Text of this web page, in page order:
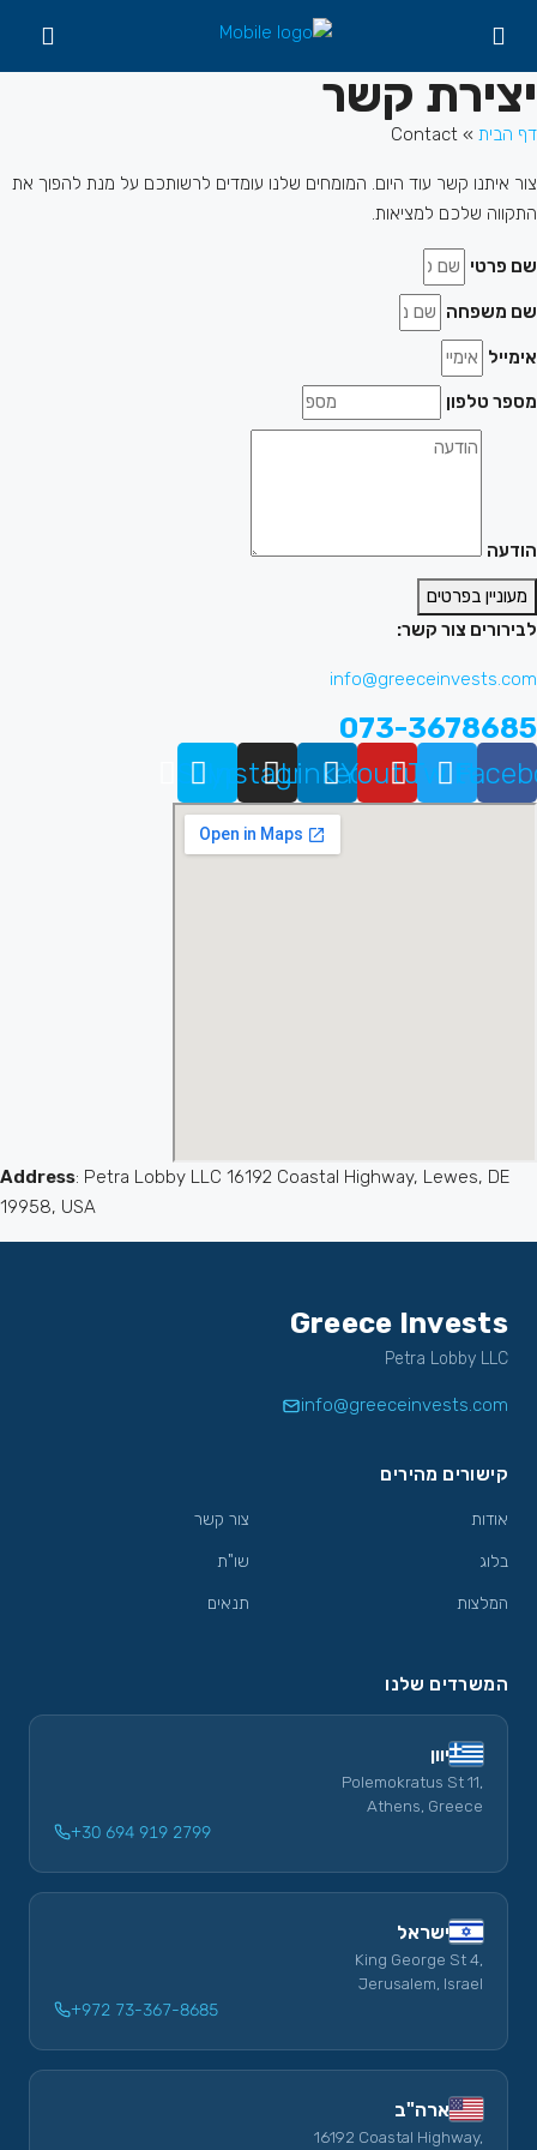
יצירת קשר
דף הבית »
Contact
צור איתנו קשר עוד היום. המומחים שלנו עומדים לרשותכם על מנת להפוך את
התקווה שלכם למציאות.
שם פרטי
שם משפחה
אימייל
מספר טלפון
הודעה
מעוניין בפרטים
לבירורים צור קשר:
info@greeceinvests.com
073-3678685
Twitter
Youtube
Linkedin
Instagram
Skype
Address: Petra Lobby LLC 16192 Coastal Highway, Lewes, DE
19958, USA
Greece Invests
Petra Lobby LLC
info@greeceinvests.com
קישורים מהירים
אודות
בלוג
המלצות
צור קשר
שו"ת
תנאים
המשרדים שלנו
יוון
Polemokratus St 11,
Athens, Greece
+30 694 919 2799
ישראל
King George St 4,
Jerusalem, Israel
+972 73-367-8685
ארה"ב
16192 Coastal Highway,